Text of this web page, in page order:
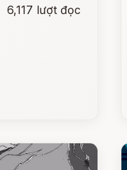
6,117 lượt đọc